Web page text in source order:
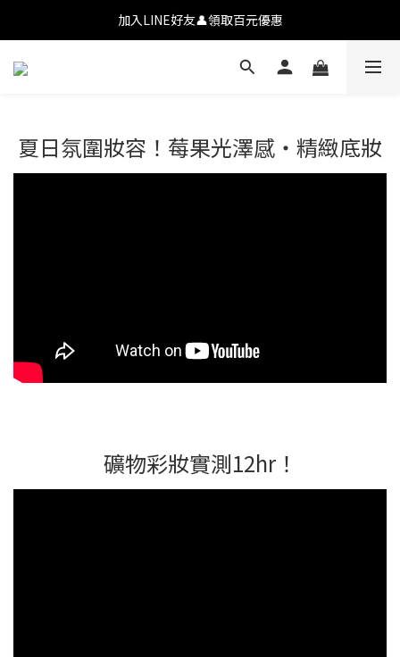
💗【新會員首購九折】透氧彩妝・全肌友善💗
加入LINE好友👤領取百元優惠
💗【新會員首購九折】透氧彩妝・全肌友善💗
夏日氛圍妝容！莓果光澤感・精緻底妝
礦物彩妝實測12hr！